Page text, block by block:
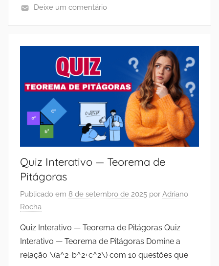
Deixe um comentário
Quiz Interativo — Teorema de
Pitágoras
Publicado em 8 de setembro de 2025 por Adriano
Rocha
Quiz Interativo — Teorema de Pitágoras Quiz
Interativo — Teorema de Pitágoras Domine a
relação \(a^2=b^2+c^2\) com 10 questões que